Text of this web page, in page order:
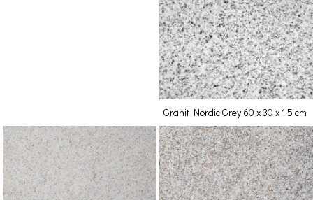
Granit Nordic Grey 60 x 30 x 1,5 cm